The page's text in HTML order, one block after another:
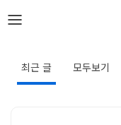
뎁스노트
인
최근 글 모두보기